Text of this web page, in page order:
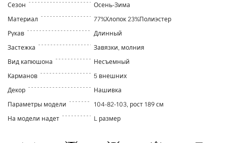
Сезон
Осень-Зима
Материал
77%Хлопок 23%Полиэстер
Рукав
Длинный
Застежка
Завязки, молния
Вид капюшона
Несъемный
Карманов
5 внешних
Декор
Нашивка
Параметры модели
104-82-103, рост 189 см
На модели надет
L размер